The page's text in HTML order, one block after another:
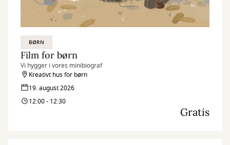
BØRN
Film for børn
Vi hygger i vores minibiograf
Kreativt hus for børn
19. august 2026
12:00 - 12:30
Gratis